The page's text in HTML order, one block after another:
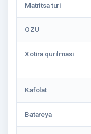
Matritsa turi
OZU
Xotira qurilmasi
Kafolat
Batareya